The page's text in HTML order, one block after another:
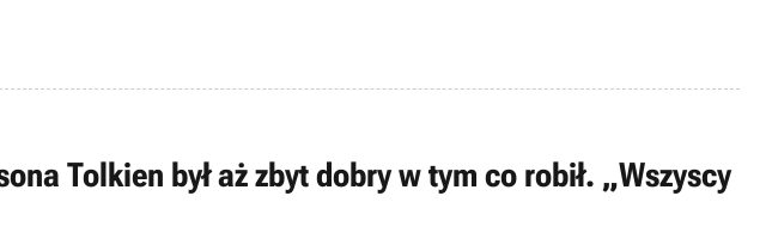
Tolkien był aż zbyt dobry w tym co robił. „Wszyscy